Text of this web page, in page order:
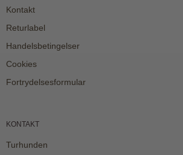
Kontakt
Returlabel
Handelsbetingelser
Cookies
Fortrydelsesformular
KONTAKT
Turhunden